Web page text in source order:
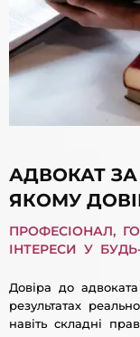
АДВОКАТ
ЯКОМУ
ПРОФЕСІОНАЛ,
ІНТЕРЕСИ У
Довіра до
результатах
навіть складні